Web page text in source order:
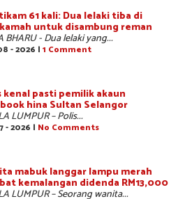
61 kali: Dua lelaki tiba di
untuk disambung reman
BHARU - Dua lelaki yang...
- 2026 | 1 Comment
kenal pasti pemilik akaun
hina Sultan Selangor
LUMPUR – Polis...
- 2026 | No Comments
mabuk langgar lampu merah
kemalangan didenda RM13,000
LUMPUR – Seorang wanita...